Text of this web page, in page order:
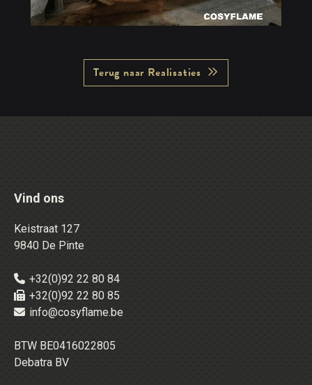
Terug naar Realisaties
Vind ons
Keistraat 127
9840 De Pinte
+32(0)92 22 80 84
+32(0)92 22 80 85
info@cosyflame.be
BTW BE0416022805
Debatra BV